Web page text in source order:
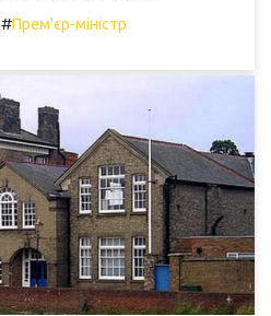
#Прем'єр-міністр